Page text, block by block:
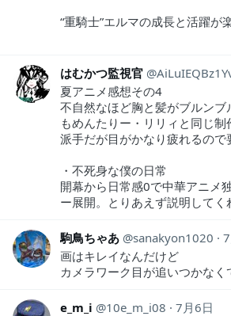
“重騎士”エルマの成長と活躍が
はむかつ監視官
夏アニメ感想その4
不自然なほど胸と髪がブルンブ
もめんたりー・リリィと同じ制
派手だが目がかなり疲れるので
・不死身な僕の日常
開幕から日常感0で中華アニメ
ー展開。とりあえず説明してく
駒鳥ちゃあ sanakyon1020
画はキレイなんだけど
カメラワーク目が追いつかなく
e_m_i 10e_m_i08
7月6日